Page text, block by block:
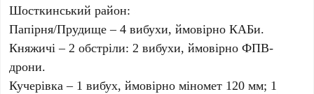
Шосткинський район:
Папірня/Прудище – 4 вибухи, ймовірно КАБи.
Княжичі – 2 обстріли: 2 вибухи, ймовірно ФПВ-
дрони.
Кучерівка – 1 вибух, ймовірно міномет 120 мм; 1